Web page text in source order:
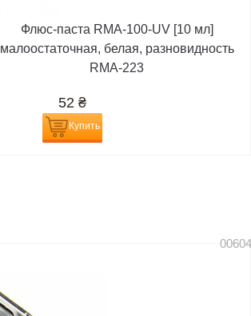
Флюс-паста RMA-100-UV [10 мл]
малоостаточная, белая, разновидность
RMA-223
52 ₴
Купить